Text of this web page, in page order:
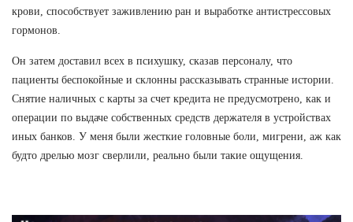
крови, способствует заживлению ран и выработке антистрессовых
гормонов.
Он затем доставил всех в психушку, сказав персоналу, что
пациенты беспокойные и склонны рассказывать странные истории.
Снятие наличных с карты за счет кредита не предусмотрено, как и
операции по выдаче собственных средств держателя в устройствах
иных банков. У меня были жесткие головные боли, мигрени, аж как
будто дрелью мозг сверлили, реально были такие ощущения.